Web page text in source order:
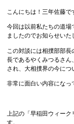
こんにちは！三年佐藤で
今回は以前私たちの道場
ましたのでお知らせいた
この対談には相撲部部
長であるやくみつるさん
され、大相撲界の今につ
非常に面白い内容になっ
上記の「早稲田ウィーク